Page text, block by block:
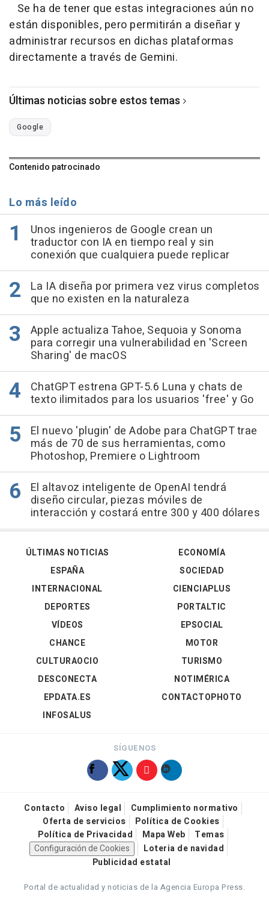
Se ha de tener que estas integraciones aún no
están disponibles, pero permitirán a diseñar y
administrar recursos en dichas plataformas
directamente a través de Gemini.
Últimas noticias sobre estos temas
Google
Contenido patrocinado
Lo más leído
Unos ingenieros de Google crean un
traductor con IA en tiempo real y sin
conexión que cualquiera puede replicar
La IA diseña por primera vez virus completos
que no existen en la naturaleza
Apple actualiza Tahoe, Sequoia y Sonoma
para corregir una vulnerabilidad en 'Screen
Sharing' de macOS
ChatGPT estrena GPT-5.6 Luna y chats de
texto ilimitados para los usuarios 'free' y Go
El nuevo 'plugin' de Adobe para ChatGPT trae
más de 70 de sus herramientas, como
Photoshop, Premiere o Lightroom
El altavoz inteligente de OpenAI tendrá
diseño circular, piezas móviles de
interacción y costará entre 300 y 400 dólares
ÚLTIMAS NOTICIAS
ESPAÑA
INTERNACIONAL
DEPORTES
VÍDEOS
ECONOMÍA
SOCIEDAD
CIENCIAPLUS
PORTALTIC
EPSOCIAL
CHANCE
CULTURAOCIO
DESCONECTA
EPDATA.ES
INFOSALUS
MOTOR
TURISMO
NOTIMÉRICA
CONTACTOPHOTO
SÍGUENOS
Contacto Aviso legal
Cumplimiento normativo
Oferta de servicios
Política de Cookies
Política de Privacidad
Mapa Web
Temas
Configuración de Cookies
Loteria de navidad
Publicidad estatal
Portal de actualidad y noticias de la Agencia Europa Press.